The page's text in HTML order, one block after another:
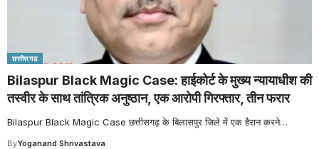
छत्तीसगढ
Bilaspur Black Magic Case: हाईकोर्ट के मुख्य न्यायाधीश की
तस्वीर के साथ तांत्रिक अनुष्ठान, एक आरोपी गिरफ्तार, तीन फरार
Bilaspur Black Magic Case छत्तीसगढ़ के बिलासपुर जिले में एक हैरान करने…
ByYoganand Shrivastava